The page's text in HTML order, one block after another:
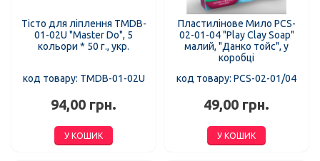
Тісто для ліплення TMDB-
01-02U "Master Do", 5
кольори * 50 г., укр.
код товару: TMDB-01-02U
94,00 грн.
У КОШИК
Пластилінове Мило PCS-
02-01-04 "Play Clay Soap"
малий, "Данко тойс", у
коробці
код товару: PCS-02-01/04
49,00 грн.
У КОШИК